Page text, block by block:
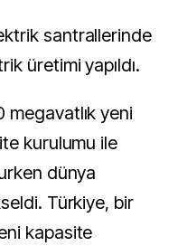
santrallerinde
üretimi yapıldı.
megavatlık yeni
kurulumu ile
dünya
Türkiye, bir
kapasite